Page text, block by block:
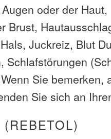
oder der
Brust,
Juckreiz, Blut
Schlafstörungen
Sie bemerken,
Sie sich an
(REBETOL)